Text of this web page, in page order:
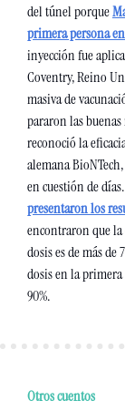
del túnel porque
primera persona
inyección fue
Coventry, Reino
masiva de
pararon las
reconoció la
alemana
en cuestión de
presentaron los
encontraron que la
dosis es de más de
dosis en la
90%.
Otros cuentos